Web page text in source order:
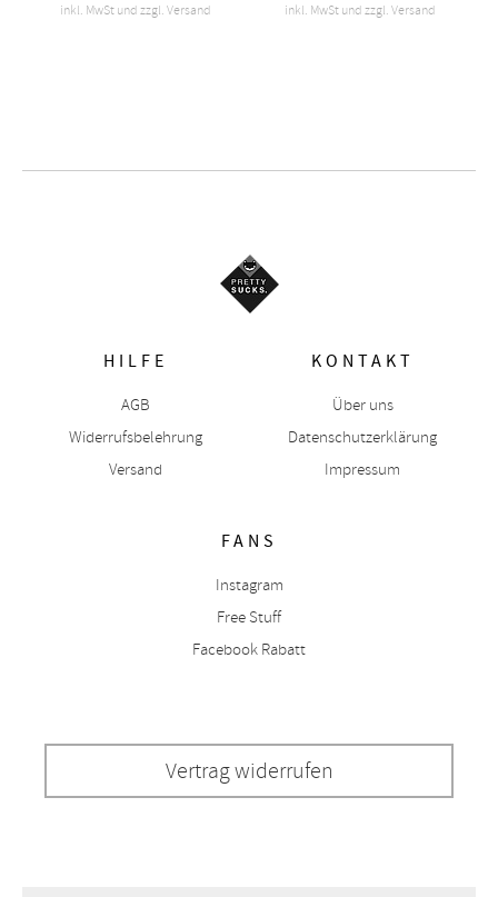
inkl. MwSt und zzgl. Versand inkl. MwSt und zzgl. Versand
HILFE
AGB
Widerrufsbelehrung
Versand
KONTAKT
Über uns
Datenschutzerklärung
Impressum
FANS
Instagram
Free Stuff
Facebook Rabatt
Vertrag widerrufen